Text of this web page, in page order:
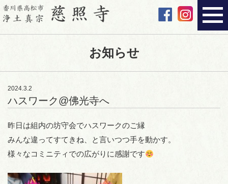
お知らせ
2024.3.2
ハスワーク@佛光寺へ
昨日は組内の坊守会でハスワークのご縁
みんな違ってすてきね、と言いつつ手を動かす。
様々なコミニティでの広がりに感謝です